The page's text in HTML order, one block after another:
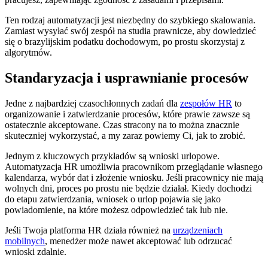
Ten rodzaj automatyzacji jest niezbędny do szybkiego skalowania.
Zamiast wysyłać swój zespół na studia prawnicze, aby dowiedzieć
się o brazylijskim podatku dochodowym, po prostu skorzystaj z
algorytmów.
Standaryzacja i usprawnianie procesów
Jedne z najbardziej czasochłonnych zadań dla zespołów HR to
organizowanie i zatwierdzanie procesów, które prawie zawsze są
ostatecznie akceptowane. Czas stracony na to można znacznie
skuteczniej wykorzystać, a my zaraz powiemy Ci, jak to zrobić.
Jednym z kluczowych przykładów są wnioski urlopowe.
Automatyzacja HR umożliwia pracownikom przeglądanie własnego
kalendarza, wybór dat i złożenie wniosku. Jeśli pracownicy nie mają
wolnych dni, proces po prostu nie będzie działał. Kiedy dochodzi
do etapu zatwierdzania, wniosek o urlop pojawia się jako
powiadomienie, na które możesz odpowiedzieć tak lub nie.
Jeśli Twoja platforma HR działa również na urządzeniach
mobilnych, menedżer może nawet akceptować lub odrzucać
wnioski zdalnie.